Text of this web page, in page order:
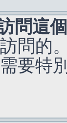
問這
問的
要特